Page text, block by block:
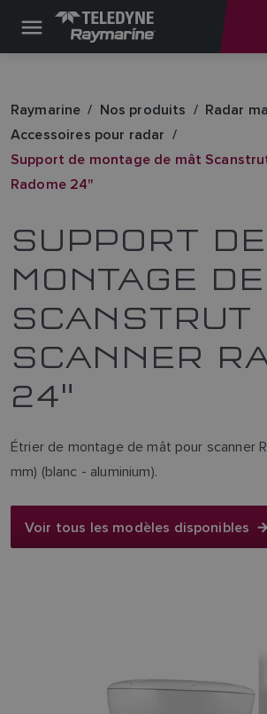
Raymarine Nos produits
Radar
Accessoires pour radar
Support de montage de mât
Radome 24"
SUPPORT DE
MONTAGE
SCANSTRUT
SCANNER
24"
Étrier de montage de mât pour scanner
mm) (blanc - aluminium).
Voir tous les modèles disponibles